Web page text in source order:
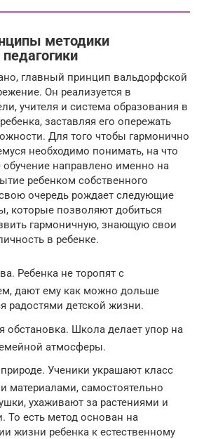
методики
главный принцип вальдорфской
Он реализуется в
учителя и система образования в
заставляя его опережать
Для того чтобы гармонично
необходимо понимать, на что
направлено именно на
ребенком собственного
очередь рождает следующие
которые позволяют добиться
гармоничную, знающую свои
в ребенке.
Ребенка не торопят с
дают ему как можно дольше
радостями детской жизни.
обстановка. Школа делает упор на
атмосферы.
Ученики украшают класс
материалами, самостоятельно
ухаживают за растениями и
То есть метод основан на
жизни ребенка к естественному